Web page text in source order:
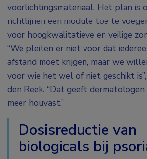
voorlichtingsmateriaal. Het plan is
richtlijnen een module toe te
voor hoogkwalitatieve en veilige
“We pleiten er niet voor dat
afstand moet krijgen, maar we
voor wie het wel of niet geschikt
den Reek. “Dat geeft
meer houvast.”
Dosisreductie van
biologicals bij